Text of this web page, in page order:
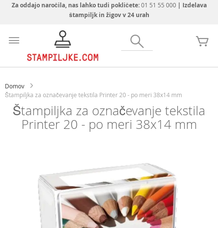
Za oddajo naročila, nas lahko tudi pokličete:01 51 55 000| Izdelava
štampiljk in žigov v 24 urah
vsebino
Domov
Štampiljka za označevanje tekstila Printer 20 - po meri 38x14 mm
Štampiljka za označevanje tekstila
Printer 20 - po meri 38x14 mm